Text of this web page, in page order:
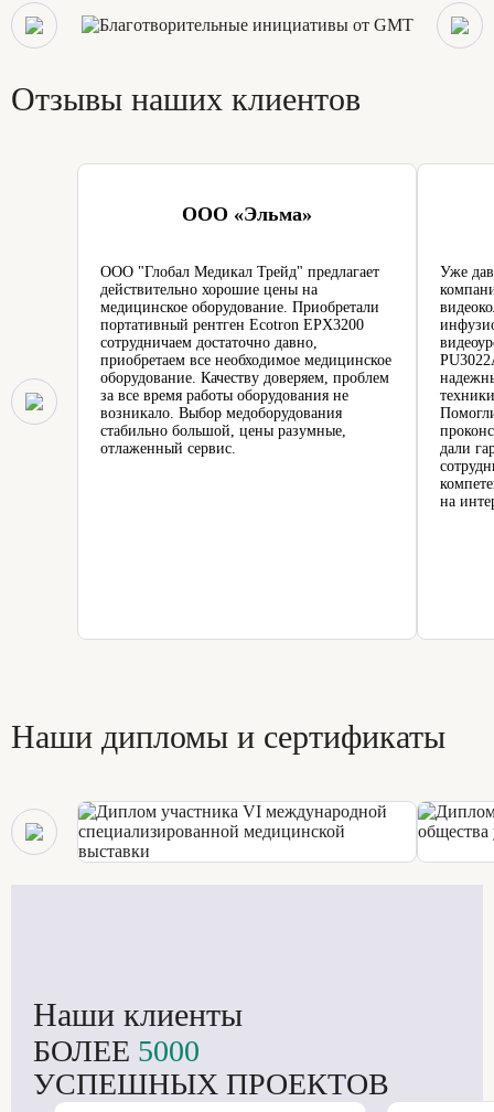
Отзывы наших клиентов
ООО «Эльма»
ООО "Глобал Медикал Трейд" предлагает
действительно хорошие цены на
медицинское оборудование. Приобретали
портативный рентген Ecotron EPX3200
сотрудничаем достаточно давно,
приобретаем все необходимое медицинское
оборудование. Качеству доверяем, проблем
за все время работы оборудования не
возникало. Выбор медоборудования
стабильно большой, цены разумные,
отлаженный сервис.
Уже
дали
на
Наши дипломы и сертификаты
Наши клиенты
БОЛЕЕ 5000
УСПЕШНЫХ ПРОЕКТОВ